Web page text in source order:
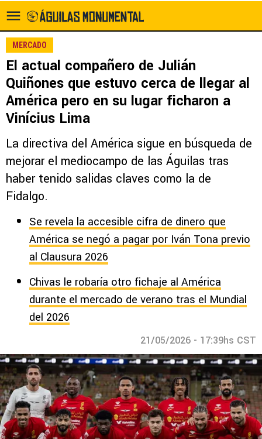
MERCADO
El actual compañero de Julián
Quiñones que estuvo cerca de llegar al
América pero en su lugar ficharon a
Vinícius Lima
La directiva del América sigue en búsqueda de
mejorar el mediocampo de las Águilas tras
haber tenido salidas claves como la de
Fidalgo.
Se revela la accesible cifra de dinero que
América se negó a pagar por Iván Tona previo
al Clausura 2026
Chivas le robaría otro fichaje al América
durante el mercado de verano tras el Mundial
del 2026
21/05/2026 - 17:39hs CST